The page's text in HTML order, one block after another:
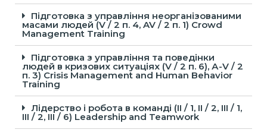
Підготовка з управління неорганізованими
масами людей (V / 2 п. 4, AV / 2 п. 1) Crowd
Management Training
Підготовка з управління та поведінки
людей в кризових ситуаціях (V / 2 п. 6), А-V / 2
п. 3) Crisis Management and Human Behavior
Training
Лідерство і робота в команді (II / 1, II / 2, III / 1,
III / 2, III / 6) Leadership and Teamwork